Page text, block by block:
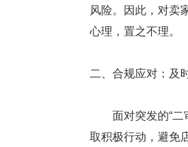
风险。因此，对卖
心理，置之不理。
二、合规应对：及
面对突发的“二
取积极行动，避免